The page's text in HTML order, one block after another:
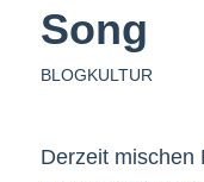
Song
BLOGKULTUR
Derzeit mischen